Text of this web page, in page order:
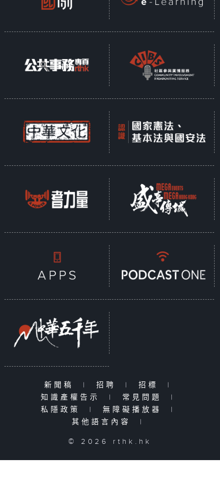
新聞稿 | 招聘 | 招標
|
知識產權告示
| 常見問題
|
私隱政策
| 無障礙播放器
|
其他語言內容
|
© 2026 rthk.hk